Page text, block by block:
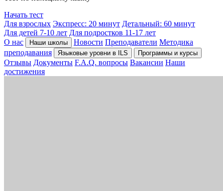
Начать тест
Для взрослых Экспресс: 20 минут Детальный: 60 минут
Для детей 7-10 лет Для подростков 11-17 лет
О нас
Наши школы Новости Преподаватели Методика
преподавания
Языковые уровни в ILS Программы и курсы
Отзывы Документы F.A.Q. вопросы Вакансии Наши
достижения